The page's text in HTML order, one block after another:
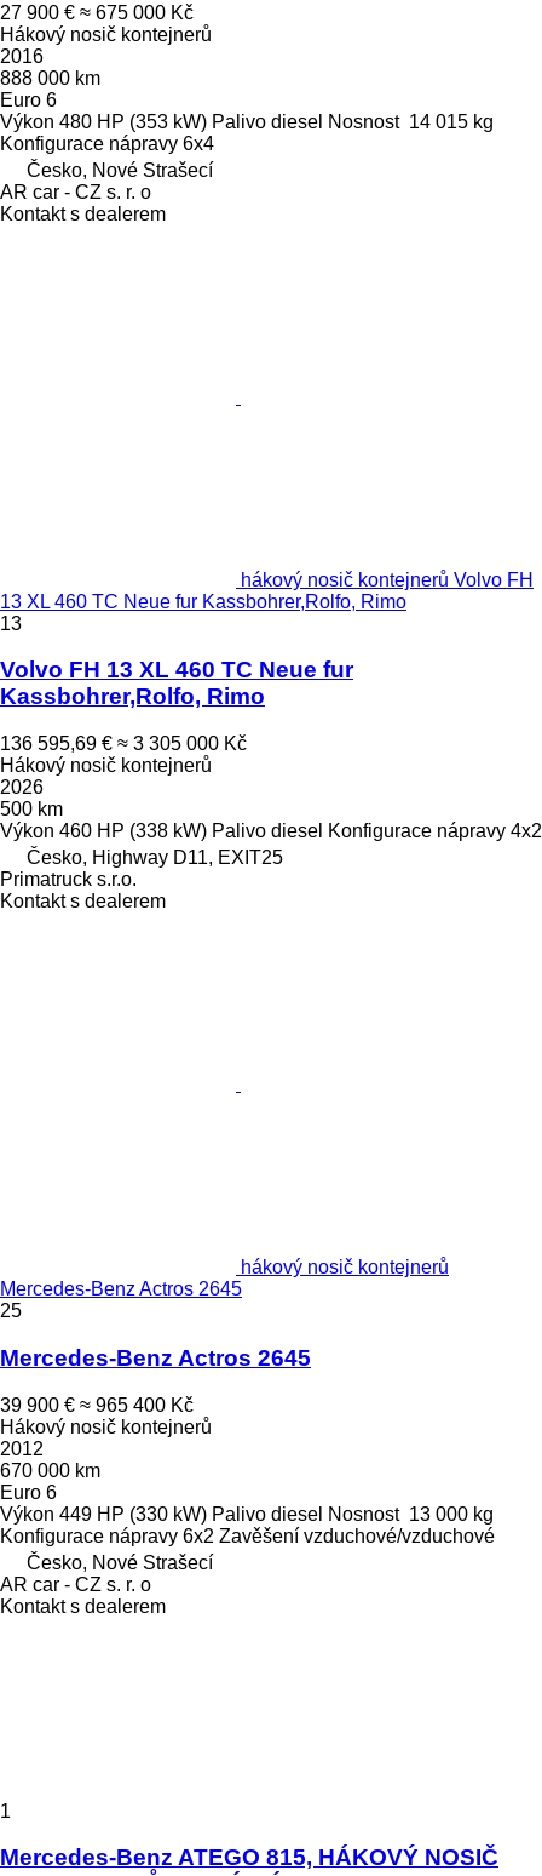
27 900 € ≈ 675 000 Kč
Hákový nosič kontejnerů
2016
888 000 km
Euro 6
Výkon 480 HP (353 kW) Palivo diesel Nosnost 14 015 kg
Konfigurace nápravy 6x4
Česko, Nové Strašecí
AR car - CZ s. r. o
Kontakt s dealerem
hákový nosič kontejnerů Volvo FH
13 XL 460 TC Neue fur Kassbohrer,Rolfo, Rimo
13
Volvo FH 13 XL 460 TC Neue fur
Kassbohrer,Rolfo, Rimo
136 595,69 € ≈ 3 305 000 Kč
Hákový nosič kontejnerů
2026
500 km
Výkon 460 HP (338 kW) Palivo diesel Konfigurace nápravy 4x2
Česko, Highway D11, EXIT25
Primatruck s.r.o.
Kontakt s dealerem
hákový nosič kontejnerů
Mercedes-Benz Actros 2645
25
Mercedes-Benz Actros 2645
39 900 € ≈ 965 400 Kč
Hákový nosič kontejnerů
2012
670 000 km
Euro 6
Výkon 449 HP (330 kW) Palivo diesel Nosnost 13 000 kg
Konfigurace nápravy 6x2 Zavěšení vzduchové/vzduchové
Česko, Nové Strašecí
AR car - CZ s. r. o
Kontakt s dealerem
1
Mercedes-Benz ATEGO 815, HÁKOVÝ NOSIČ